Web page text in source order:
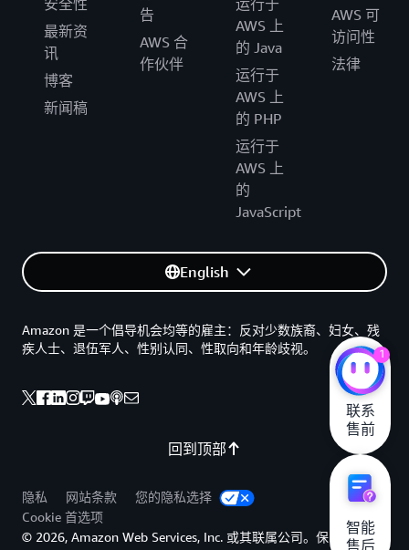
安全性
最新资
讯
博客
新闻稿
告
AWS 合
作伙伴
运行于
AWS 上
的 Java
运行于
AWS 上
的 PHP
运行于
AWS 上
的
JavaScript
AWS 可
访问性
法律
English
回到顶部
Amazon 是一个倡导机会均等的雇主：反对少数族裔、妇女、残
疾人士、退伍军人、性别认同、性取向和年龄歧视。
隐私 网站条款
您的隐私选择
Cookie 首选项
© 2026, Amazon Web Services, Inc. 或其联属公司。保留所有权
1
联系
售前
智能
售后